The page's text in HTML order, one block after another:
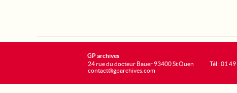
GP archives
24 rue du docteur Bauer 93400 St Ouen
contact@gparchives.com
Tél : 01